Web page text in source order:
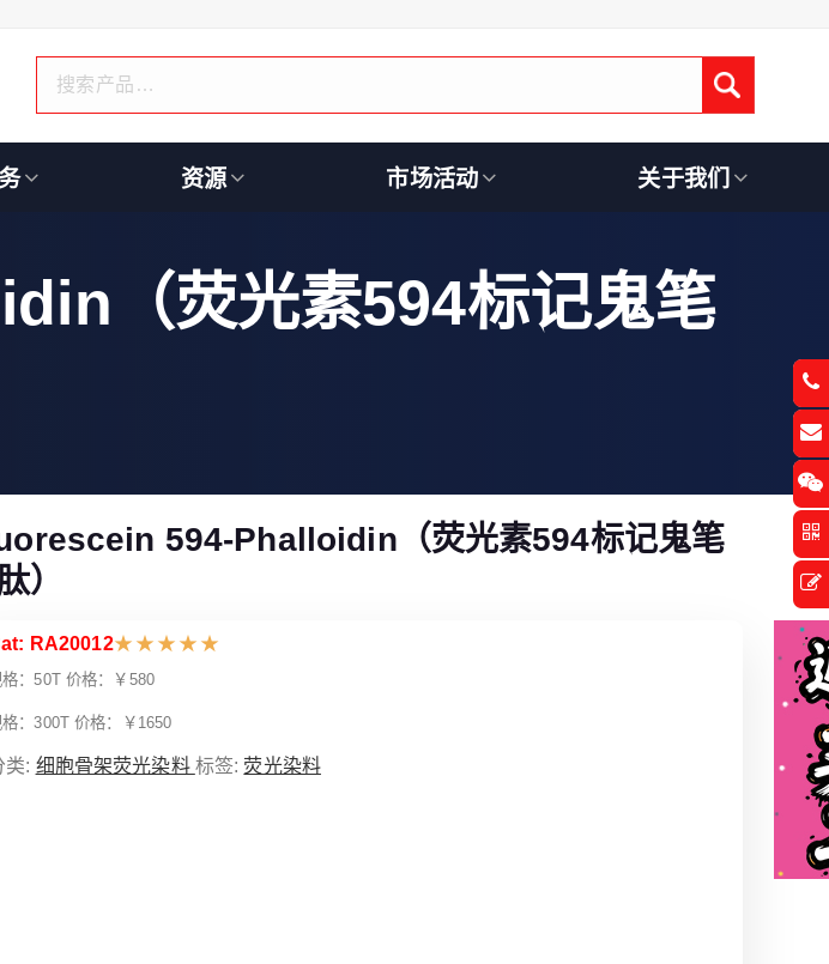
Submit
资源 市场活动 关于我们
（荧光素594标记鬼笔
594-Phalloidin（荧光素594标记鬼笔
）
RA20012★ ★ ★ ★ ★
：50T 价格：￥580
：300T 价格：￥1650
类: 细胞骨架荧光染料 标签: 荧光染料